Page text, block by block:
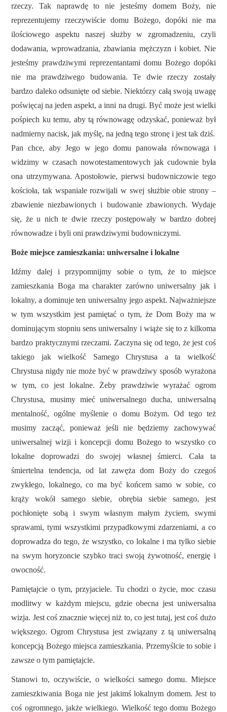
rzeczy. Tak naprawdę to nie jesteśmy domem Boży, nie
reprezentujemy rzeczywiście domu Bożego, dopóki nie ma
ilościowego aspektu naszej służby w zgromadzeniu, czyli
dodawania, wprowadzania, zbawiania mężczyzn i kobiet. Nie
jesteśmy prawdziwymi reprezentantami domu Bożego dopóki
nie ma prawdziwego budowania. Te dwie rzeczy zostały
bardzo daleko odsunięte od siebie. Niektórzy całą swoją uwagę
poświęcaj na jeden aspekt, a inni na drugi. Być może jest wielki
pośpiech ku temu, aby tą równowagę odzyskać, ponieważ był
nadmierny nacisk, jak myślę, na jedną tego stronę i jest tak dziś.
Pan chce, aby Jego w jego domu panowała równowaga i
widzimy w czasach nowotestamentowych jak cudownie była
ona utrzymywana. Apostołowie, pierwsi budowniczowie tego
kościoła, tak wspaniale rozwijali w swej służbie obie strony –
zbawienie niezbawionych i budowanie zbawionych. Wydaje
się, że u nich te dwie rzeczy postępowały w bardzo dobrej
równowadze i byli oni prawdziwymi budowniczymi.
Boże miejsce zamieszkania: uniwersalne i lokalne
Idźmy dalej i przypomnijmy sobie o tym, że to miejsce
zamieszkania Boga ma charakter zarówno uniwersalny jak i
lokalny, a dominuje ten uniwersalny jego aspekt. Najważniejsze
w tym wszystkim jest pamiętać o tym, że Dom Boży ma w
dominującym stopniu sens uniwersalny i wiąże się to z kilkoma
bardzo praktycznymi rzeczami. Zaczyna się od tego, że jest coś
takiego jak wielkość Samego Chrystusa a ta wielkość
Chrystusa nigdy nie może być w prawdziwy sposób wyrażona
w tym, co jest lokalne. Żeby prawdziwie wyrażać ogrom
Chrystusa, musimy mieć uniwersalnego ducha, uniwersalną
mentalność, ogólne myślenie o domu Bożym. Od tego też
musimy zacząć, ponieważ jeśli nie będziemy zachowywać
uniwersalnej wizji i koncepcji domu Bożego to wszystko co
lokalne doprowadzi do swojej własnej śmierci. Cała ta
śmiertelna tendencja, od lat zawęża dom Boży do czegoś
zwykłego, lokalnego, co ma być końcem samo w sobie, co
krąży wokół samego siebie, obrębia siebie samego, jest
pochłonięte sobą i swym własnym małym życiem, swymi
sprawami, tymi wszystkimi przypadkowymi zdarzeniami, a co
doprowadza do tego, że wszystko, co lokalne i ma tylko siebie
na swym horyzoncie szybko traci swoją żywotność, energię i
owocność.
Pamiętajcie o tym, przyjaciele. Tu chodzi o życie, moc czasu
modlitwy w każdym miejscu, gdzie obecna jest uniwersalna
wizja. Jest coś znacznie więcej niż to, co jest tutaj, jest coś dużo
większego. Ogrom Chrystusa jest związany z tą uniwersalną
koncepcją Bożego miejsca zamieszkania. Przemyślcie to sobie i
zawsze o tym pamiętajcie.
Stanowi to, oczywiście, o wielkości samego domu. Miejsce
zamieszkiwania Boga nie jest jakimś lokalnym domem. Jest to
coś ogromnego, jakże wielkiego. Wielkość tego domu Bożego